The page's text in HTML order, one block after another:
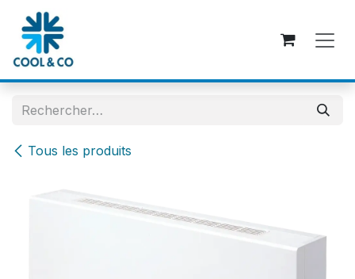
Se rendre au contenu
Tous les produits